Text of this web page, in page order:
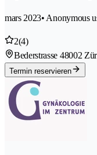
mars 2023• Anonymous
2(4)
Bederstrasse 48002
Termin reservieren